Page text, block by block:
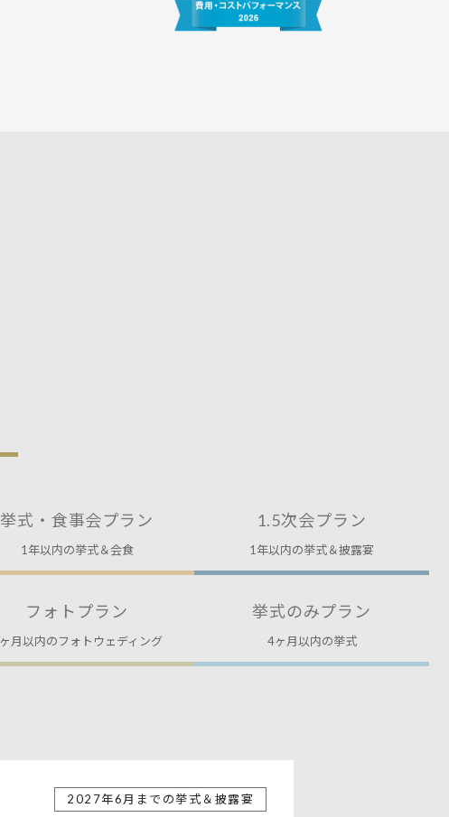
挙式・食事会プラン
1年以内の挙式＆会食
1.5次会プラン
1年以内の挙式＆披露宴
フォトプラン
月以内のフォトウェディング
挙式のみプラン
4ヶ月以内の挙式
2027年6月までの挙式＆披露宴